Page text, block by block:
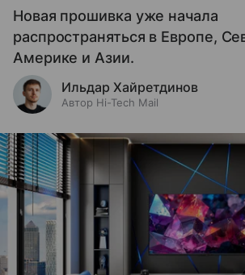
Новая прошивка уже начала
распространяться в Европе,
Америке и Азии.
Ильдар Хайретдинов
Автор Hi-Tech Mail